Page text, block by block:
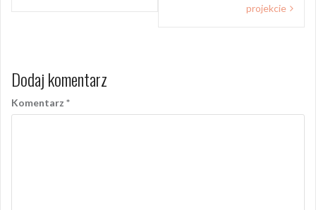
projekcie
Dodaj komentarz
Komentarz *